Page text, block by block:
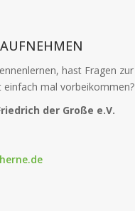
hast Fragen
mal vorbeikommen?
der Große e.V.